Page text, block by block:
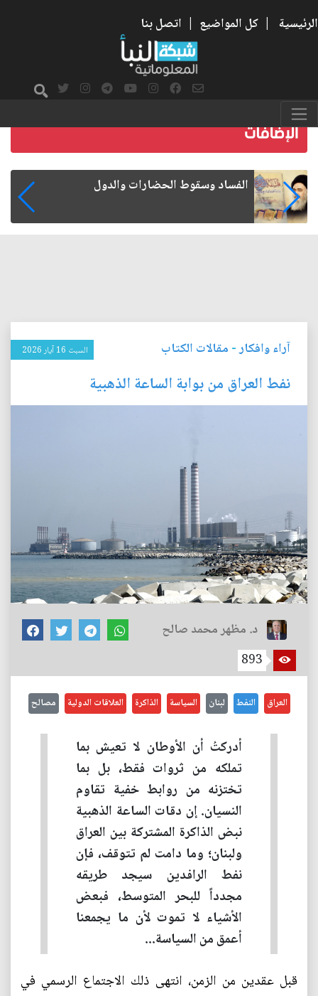
الرئيسية | كل المواضيع | اتصل بنا
رواتب الموظفين على صفيح ساخن
آراء وافكار- مقالات الكتاب السبت 16 آيار 2026
نفط العراق من بوابة الساعة الذهبية
د. مظهر محمد صالح
893
العراق النفط لبنان السياسة الذاكرة العلاقات الدولية مصالح
أدركتُ أن الأوطان لا تعيش بما
تملكه من ثروات فقط، بل بما
تختزنه من روابط خفية تقاوم
النسيان. إن دقات الساعة الذهبية
نبض الذاكرة المشتركة بين العراق
ولبنان؛ وما دامت لم تتوقف، فإن
نفط الرافدين سيجد طريقه
مجدداً للبحر المتوسط، فبعض
الأشياء لا تموت لأن ما يجمعنا
أعمق من السياسة...
قبل عقدين من الزمن، انتهى ذلك الاجتماع الرسمي في